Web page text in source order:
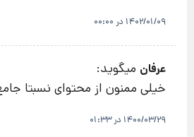
1402/01/09 در 00:00
عرفان میگوید:
خیلی ممنون از محتوای نسبتا
1400/03/29 در 01:33